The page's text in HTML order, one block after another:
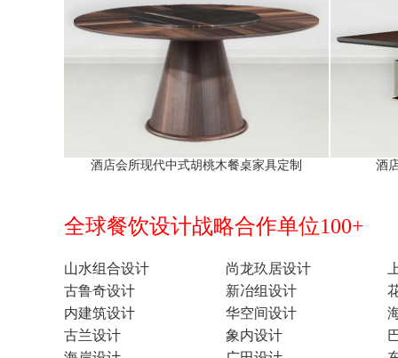
酒店会所现代中式胡桃木餐桌家具定制 酒
全球餐饮设计战略合作单位100+
山水组合设计 尚龙玖居设计
古鲁奇设计
新冶组设计
内建筑设计
华空间设计
古兰设计
象内设计